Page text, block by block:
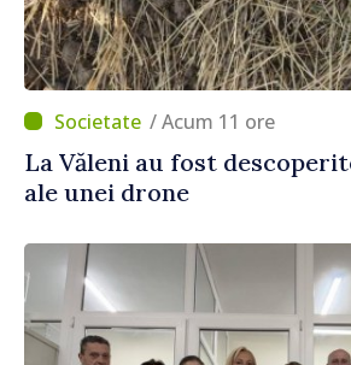
/ Acum 11 ore
La Văleni au fost
ale unei drone